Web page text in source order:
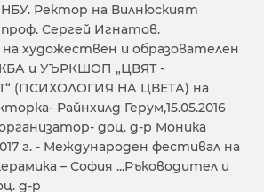
Ректор на Вилнюският
Сергей Игнатов.
художествен и образователен
и УЪРКШОП „ЦВЯТ -
(ПСИХОЛОГИЯ НА ЦВЕТА) на
Райнхилд Герум,15.05.2016
доц. д-р Моника
г. - Международен фестивал на
– София ...Ръководител и
д-р